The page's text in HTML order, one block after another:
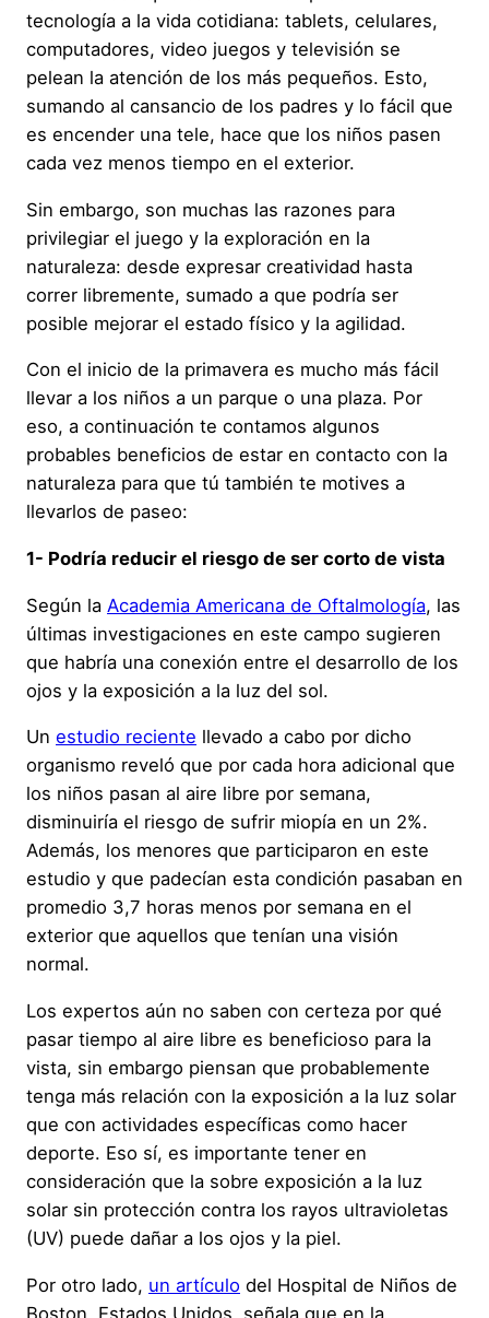
tecnología a la vida cotidiana: tablets, celulares,
computadores, video juegos y televisión se
pelean la atención de los más pequeños. Esto,
sumando al cansancio de los padres y lo fácil que
es encender una tele, hace que los niños pasen
cada vez menos tiempo en el exterior.
Sin embargo, son muchas las razones para
privilegiar el juego y la exploración en la
naturaleza: desde expresar creatividad hasta
correr libremente, sumado a que podría ser
posible mejorar el estado físico y la agilidad.
Con el inicio de la primavera es mucho más fácil
llevar a los niños a un parque o una plaza. Por
eso, a continuación te contamos algunos
probables beneficios de estar en contacto con la
naturaleza para que tú también te motives a
llevarlos de paseo:
1- Podría reducir el riesgo de ser corto de vista
Según la Academia Americana de Oftalmología, las
últimas investigaciones en este campo sugieren
que habría una conexión entre el desarrollo de los
ojos y la exposición a la luz del sol.
Un estudio reciente llevado a cabo por dicho
organismo reveló que por cada hora adicional que
los niños pasan al aire libre por semana,
disminuiría el riesgo de sufrir miopía en un 2%.
Además, los menores que participaron en este
estudio y que padecían esta condición pasaban en
promedio 3,7 horas menos por semana en el
exterior que aquellos que tenían una visión
normal.
Los expertos aún no saben con certeza por qué
pasar tiempo al aire libre es beneficioso para la
vista, sin embargo piensan que probablemente
tenga más relación con la exposición a la luz solar
que con actividades específicas como hacer
deporte. Eso sí, es importante tener en
consideración que la sobre exposición a la luz
solar sin protección contra los rayos ultravioletas
(UV) puede dañar a los ojos y la piel.
Por otro lado, un artículo del Hospital de Niños de
Boston, Estados Unidos, señala que en la